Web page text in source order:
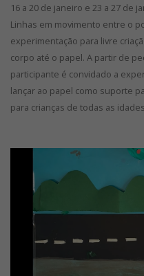
16 a 20 de janeiro e 23 a 27 de
Linhas em movimento entre o
experimentação para livre
corpo até o papel. A partir de
participante é convidado a
lançar ao papel como suporte
para crianças de todas as